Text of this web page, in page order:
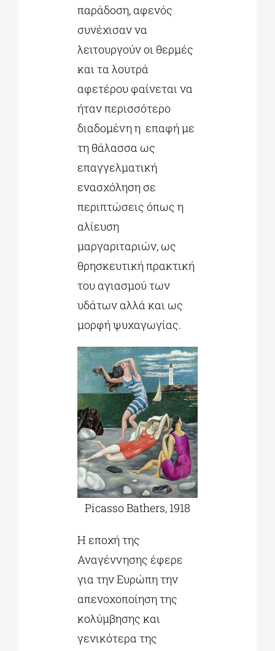
παράδοση, αφενός
συνέχισαν να
λειτουργούν οι θερμές
και τα λουτρά
αφετέρου φαίνεται να
ήταν περισσότερο
διαδομένη η επαφή με
τη θάλασσα ως
επαγγελματική
ενασχόληση σε
περιπτώσεις όπως η
αλίευση
μαργαριταριών, ως
θρησκευτική πρακτική
του αγιασμού των
υδάτων αλλά και ως
μορφή ψυχαγωγίας.
Picasso Bathers, 1918
Η εποχή της
Αναγέννησης έφερε
για την Ευρώπη την
απενοχοποίηση της
κολύμβησης και
γενικότερα της